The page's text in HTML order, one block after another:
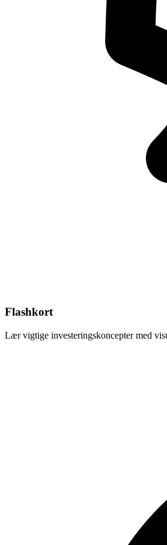
Flashkort
Lær vigtige investeringskoncepter med